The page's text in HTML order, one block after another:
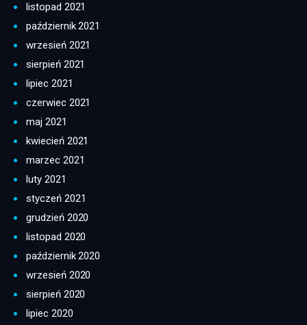
listopad 2021
październik 2021
wrzesień 2021
sierpień 2021
lipiec 2021
czerwiec 2021
maj 2021
kwiecień 2021
marzec 2021
luty 2021
styczeń 2021
grudzień 2020
listopad 2020
październik 2020
wrzesień 2020
sierpień 2020
lipiec 2020